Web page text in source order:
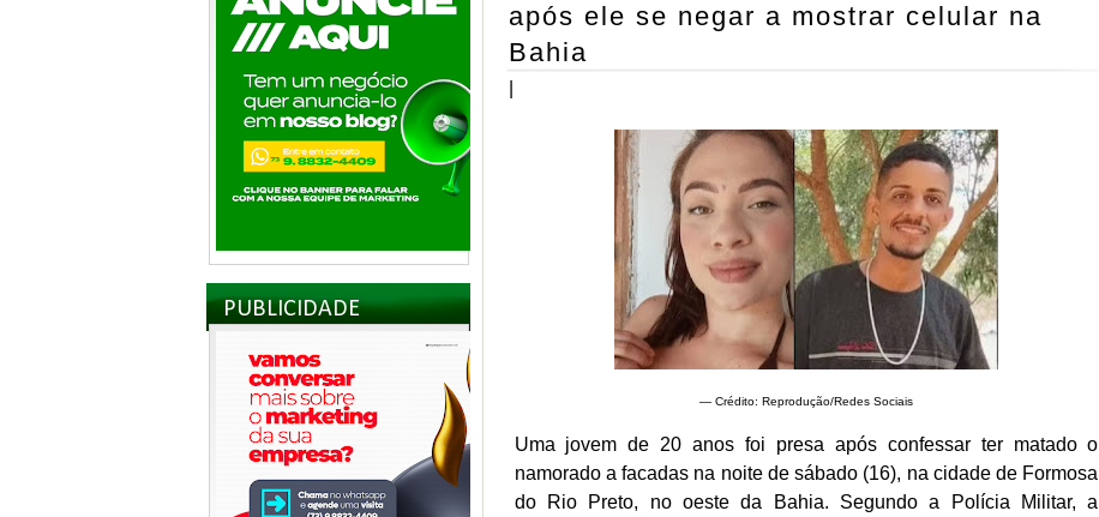
PUBLICIDADE
após ele se negar a mostrar celular na
Bahia
— Crédito: Reprodução/Redes Sociais
Uma jovem de 20 anos foi presa após confessar ter matado o
namorado a facadas na noite de sábado (16), na cidade de Formosa
do Rio Preto, no oeste da Bahia. Segundo a Polícia Militar, a